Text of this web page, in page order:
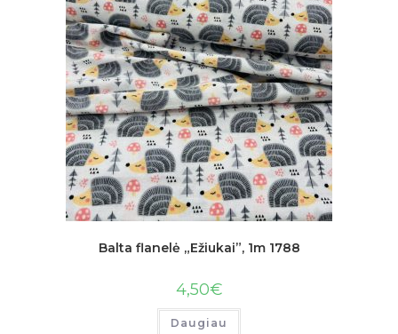
Balta flanelė „Ežiukai”, 1m 1788
4,50€
Daugiau